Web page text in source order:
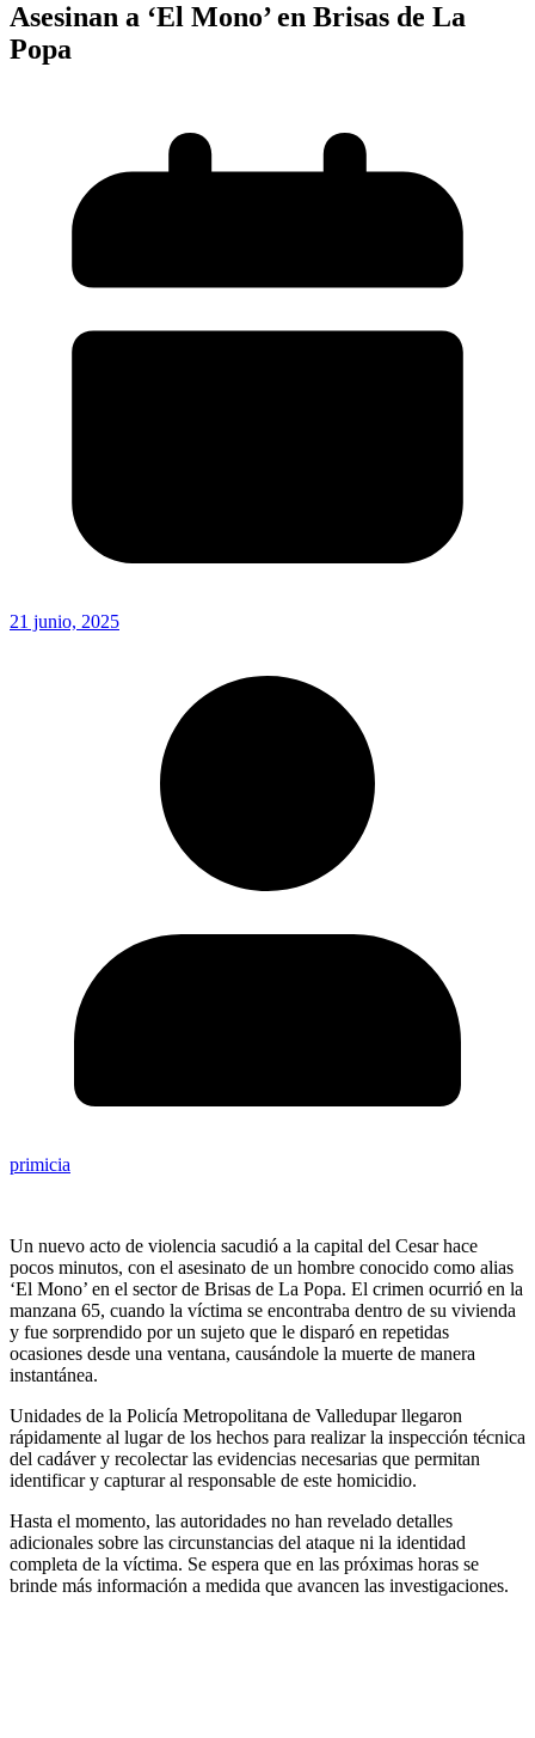
Asesinan a ‘El Mono’ en Brisas de La
Popa
21 junio, 2025
primicia
Un nuevo acto de violencia sacudió a la capital del Cesar hace
pocos minutos, con el asesinato de un hombre conocido como alias
‘El Mono’ en el sector de Brisas de La Popa. El crimen ocurrió en la
manzana 65, cuando la víctima se encontraba dentro de su vivienda
y fue sorprendido por un sujeto que le disparó en repetidas
ocasiones desde una ventana, causándole la muerte de manera
instantánea.
Unidades de la Policía Metropolitana de Valledupar llegaron
rápidamente al lugar de los hechos para realizar la inspección técnica
del cadáver y recolectar las evidencias necesarias que permitan
identificar y capturar al responsable de este homicidio.
Hasta el momento, las autoridades no han revelado detalles
adicionales sobre las circunstancias del ataque ni la identidad
completa de la víctima. Se espera que en las próximas horas se
brinde más información a medida que avancen las investigaciones.